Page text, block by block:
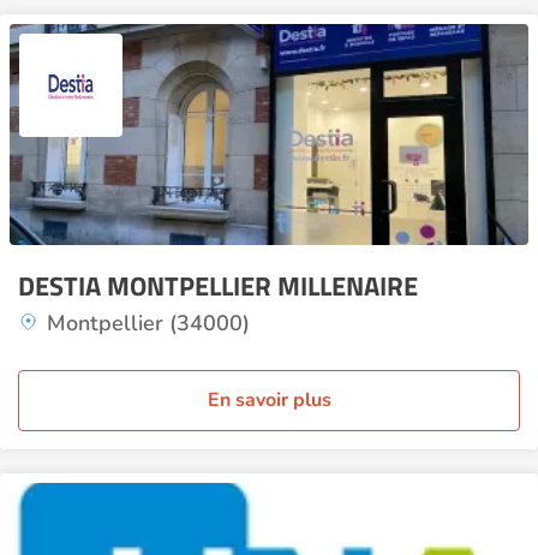
DESTIA MONTPELLIER MILLENAIRE
Montpellier (34000)
En savoir plus